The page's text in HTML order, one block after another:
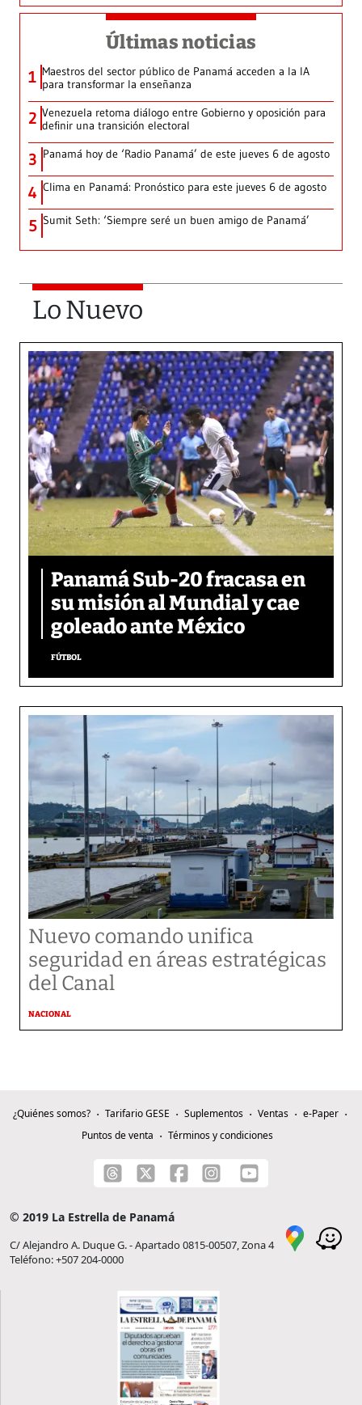
Últimas noticias
1 Maestros del sector público de Panamá acceden a la IA
para transformar la enseñanza
2 Venezuela retoma diálogo entre Gobierno y oposición para
definir una transición electoral
3 Panamá hoy de ‘Radio Panamá’ de este jueves 6 de agosto
4 Clima en Panamá: Pronóstico para este jueves 6 de agosto
5 Sumit Seth: ‘Siempre seré un buen amigo de Panamá’
Lo Nuevo
Panamá Sub-20 fracasa en
su misión al Mundial y cae
goleado ante México
FÚTBOL
Nuevo comando unifica
seguridad en áreas estratégicas
del Canal
NACIONAL
¿Quiénes somos? Tarifario GESE Suplementos Ventas
e-Paper
Puntos de venta
Términos y condiciones
© 2019 La Estrella de Panamá
C/ Alejandro A. Duque G. - Apartado 0815-00507, Zona 4
Teléfono: +507 204-0000